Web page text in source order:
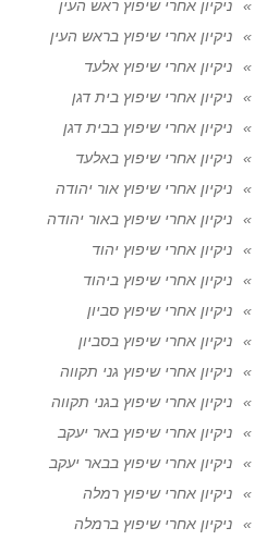
ניקיון אחרי שיפוץ ראש העין
ניקיון אחרי שיפוץ בראש העין
ניקיון אחרי שיפוץ אלעד
ניקיון אחרי שיפוץ בית דגן
ניקיון אחרי שיפוץ בבית דגן
ניקיון אחרי שיפוץ באלעד
ניקיון אחרי שיפוץ אור יהודה
ניקיון אחרי שיפוץ באור יהודה
ניקיון אחרי שיפוץ יהוד
ניקיון אחרי שיפוץ ביהוד
ניקיון אחרי שיפוץ סביון
ניקיון אחרי שיפוץ בסביון
ניקיון אחרי שיפוץ גני תקווה
ניקיון אחרי שיפוץ בגני תקווה
ניקיון אחרי שיפוץ באר יעקב
ניקיון אחרי שיפוץ בבאר יעקב
ניקיון אחרי שיפוץ רמלה
ניקיון אחרי שיפוץ ברמלה